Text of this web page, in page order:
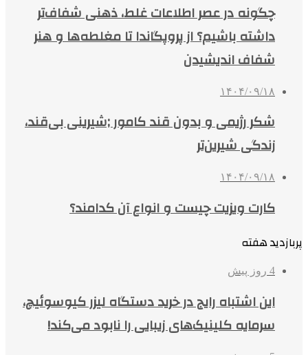
چگونه در عصر اطلاعات غلط، ذهنی شفاف‌تر
داشته باشیم؟ از پروپگاندا تا مغلطه‌ها و هنر
شفاف اندیشیدن
۱۴۰۴/۰۹/۱۸
شکر رژیمی و بدون قند کامور ;شیرینی بی‌قند،
زندگی شیرین‌تر
۱۴۰۴/۰۹/۱۸
کارت ویزیت چیست و انواع آن کدامند؟
پربازدید هفته
4 روز پیش
این اشتباه رایج در خرید دستگاه لیزر کیوسوئیچ،
سرمایه کلینیک‌های زیبایی را نابود می‌کند!